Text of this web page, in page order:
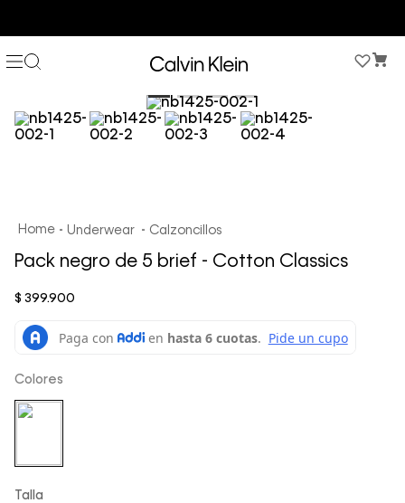
Underwear Calzoncillos
Pack negro de 5 brief - Cotton Classics
$ 399.900
Colores
Talla